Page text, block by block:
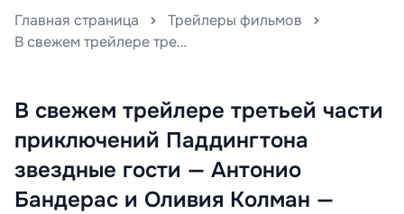
Главная страница
Трейлеры фильмов
В свежем трейлере третьей части приключений Паддингтона звездные гости — Антонио Бандерас и Оливия Колман — приходят на помощь герою.
В свежем трейлере третьей части
приключений Паддингтона
звездные гости — Антонио
Бандерас и Оливия Колман —